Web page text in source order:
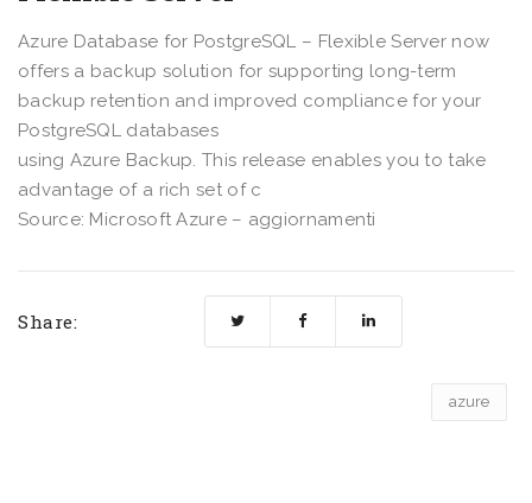
Azure Database for PostgreSQL – Flexible Server now
offers a backup solution for supporting long-term
backup retention and improved compliance for your
PostgreSQL databases
using Azure Backup. This release enables you to take
advantage of a rich set of c
Source: Microsoft Azure – aggiornamenti
Share:
azure